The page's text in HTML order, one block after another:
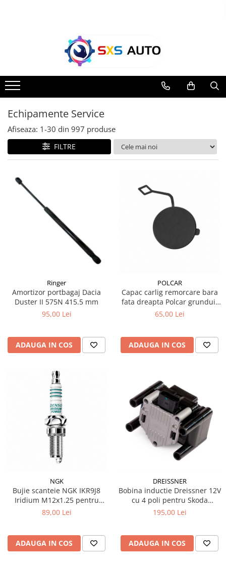
Ulei Motor Original și Aftermarket
- 0W20, 5W30, 5W40 - SXS Auto
0W16
0W30
0W40
5W30
5W50
AdBlue
Aditivi Auto
Lichid de Frana
Lichid de Parbriz
Ulei Cutie de Viteze
Ulei Servodirectie
Uleiuri Hidraulice
Vaselina si Lubrifianti Auto
Filtre Combustibil
Filtre Ulei
Intretinere si Cosmetica Auto
Produse curatare interior auto
Spuma activa & detergenti auto
Echipamente Service
Afiseaza: 1-30 din 997 produse
FILTRE
Ringer
Amortizor portbagaj Dacia
Duster II 575N 415.5 mm
95,00 Lei
ADAUGA IN COS
POLCAR
Capac carlig remorcare bara
fata dreapta Polcar grunduit
pentru VW Touareg 7P
65,00 Lei
ADAUGA IN COS
NGK
Bujie scanteie NGK IKR9J8
Iridium M12x1.25 pentru
Lancia Delta III 1.4
89,00 Lei
ADAUGA IN COS
DREISSNER
Bobina inductie Dreissner 12V
cu 4 poli pentru Skoda
Octavia I 1U2
195,00 Lei
ADAUGA IN COS